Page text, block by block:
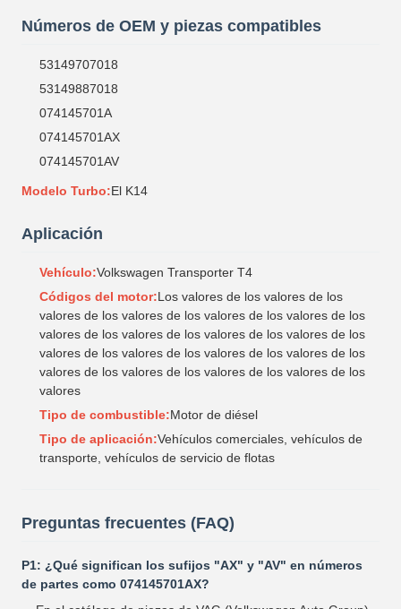
Números de OEM y piezas compatibles
53149707018
53149887018
074145701A
074145701AX
074145701AV
Modelo Turbo:El K14
Aplicación
Vehículo:Volkswagen Transporter T4
Códigos del motor:Los valores de los valores de los
valores de los valores de los valores de los valores de los
valores de los valores de los valores de los valores de los
valores de los valores de los valores de los valores de los
valores de los valores de los valores de los valores de los
valores
Tipo de combustible:Motor de diésel
Tipo de aplicación:Vehículos comerciales, vehículos de
transporte, vehículos de servicio de flotas
Preguntas frecuentes (FAQ)
P1: ¿Qué significan los sufijos "AX" y "AV" en números
de partes como 074145701AX?